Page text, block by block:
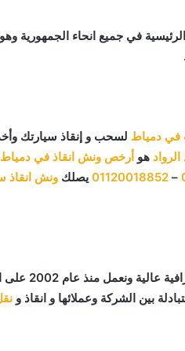
في جميع انحاء الجمهورية
في دمياط لسحب و إنقاذ سيارتك
هو أرخص ونش انقاذ في دمياط
–
01120018852 يصلك ونش انقاذ
ما يميزنا عن
بين الشركة وعملائها و انقاذ و